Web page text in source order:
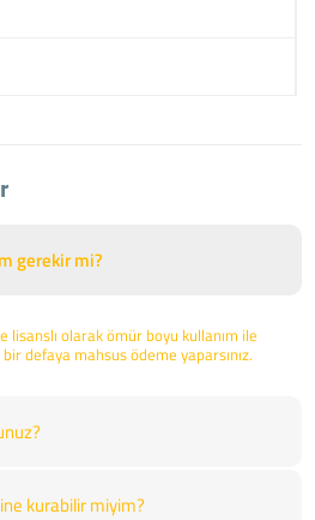
gerekir mi?
lisanslı olarak ömür boyu kullanım ile
defaya mahsus ödeme yaparsınız.
kurabilir miyim?